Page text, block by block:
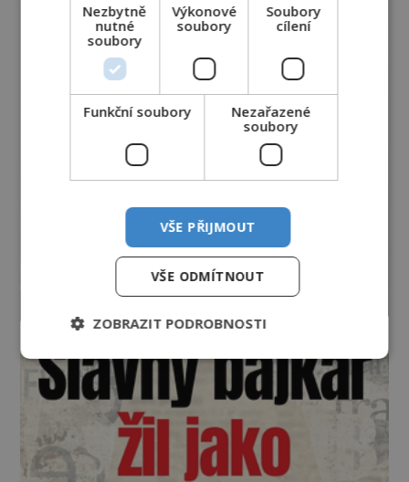
Nezbytně
nutné
soubory
Výkonové
soubory
Soubory
cílení
Funkční soubory
Nezařazené
soubory
VŠE PŘIJMOUT
VŠE ODMÍTNOUT
ZOBRAZIT PODROBNOSTI